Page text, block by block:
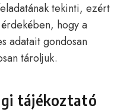
tekinti, ezért
hogy a
adatait gondosan
tároljuk.
tájékoztató